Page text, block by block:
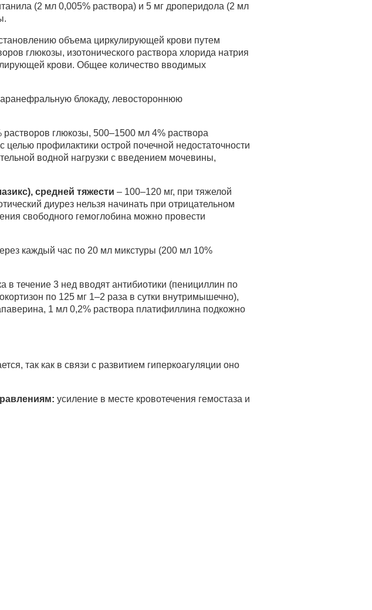
(2 мл 0,005% раствора) и 5 мг дроперидола (2 мл
объема циркулирующей крови путем
глюкозы, изотонического раствора хлорида натрия
крови. Общее количество вводимых
блокаду, левостороннюю
глюкозы, 500–1500 мл 4% раствора
профилактики острой почечной недостаточности
водной нагрузки с введением мочевины,
средней тяжести – 100–120 мг, при тяжелой
диурез нельзя начинать при отрицательном
свободного гемоглобина можно провести
каждый час по 20 мл микстуры (200 мл 10%
течение 3 нед вводят антибиотики (пенициллин по
по 125 мг 1–2 раза в сутки внутримышечно),
1 мл 0,2% раствора платифиллина подкожно
так как в связи с развитием гиперкоагуляции оно
усиление в месте кровотечения гемостаза и